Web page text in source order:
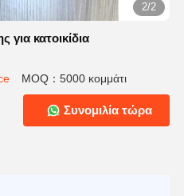
2/2
για κατοικίδια
MOQ：5000 κομμάτι
Συνομιλία τώρα